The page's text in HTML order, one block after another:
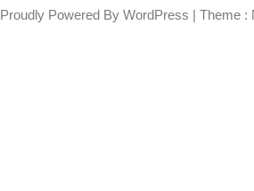
Proudly Powered By WordPress | Theme :